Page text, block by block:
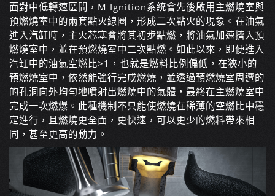
面對中低轉速區間，M Ignition系統會先後啟用主燃燒室與
預燃燒室中的兩套點火線圈，形成二次點火的現象。在油氣
進入汽缸時，主火芯塞會將其初步點燃，將油氣加速擠入預
燃燒室中，並在預燃燒室中二次點燃。如此以來，即便進入
汽缸中的油氣空燃比>1，也就是燃料比例偏低，在狹小的
預燃燒室中，依然能強行完成燃燒，並透過預燃燒室周遭的
的孔洞向外均勻地噴射出燃燒中的氣體，最終在主燃燒室中
完成一次燃爆。此種機制不只能使燃燒在稀薄的空燃比中穩
定進行，且燃燒更全面，更快速，可以更少的燃料帶來相
同，甚至更高的動力。